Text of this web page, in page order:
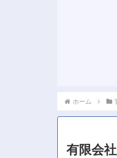
ホーム
有限会